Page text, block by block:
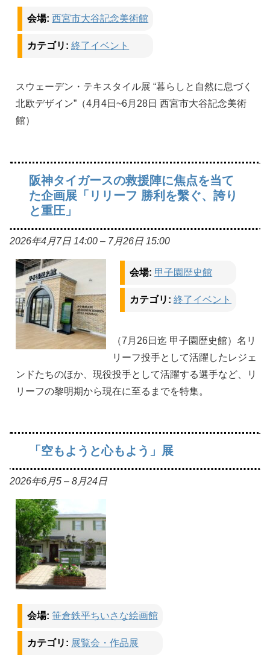
会場: 西宮市大谷記念美術館
カテゴリ: 終了イベント
スウェーデン・テキスタイル展 “暮らしと自然に息づく
北欧デザイン”（4月4日~6月28日 西宮市大谷記念美術
館）
阪神タイガースの救援陣に焦点を当て
た企画展「リリーフ 勝利を繫ぐ、誇り
と重圧」
2026年4月7日 14:00 – 7月26日 15:00
会場: 甲子園歴史館
カテゴリ: 終了イベント
（7月26日迄 甲子園歴史館）名リ
リーフ投手として活躍したレジェ
ンドたちのほか、現役投手として活躍する選手など、リ
リーフの黎明期から現在に至るまでを特集。
「空もようと心もよう」展
2026年6月5 – 8月24日
会場: 笹倉鉄平ちいさな絵画館
カテゴリ: 展覧会・作品展